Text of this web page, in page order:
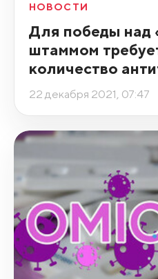
НОВОСТИ
Для победы над
штаммом
количество
22 декабря 2021, 07:47